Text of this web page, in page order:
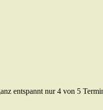
entspannt nur 4 von 5